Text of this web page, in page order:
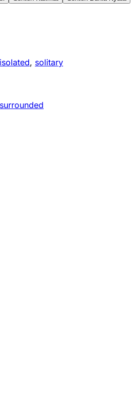
isolated, solitary
surrounded